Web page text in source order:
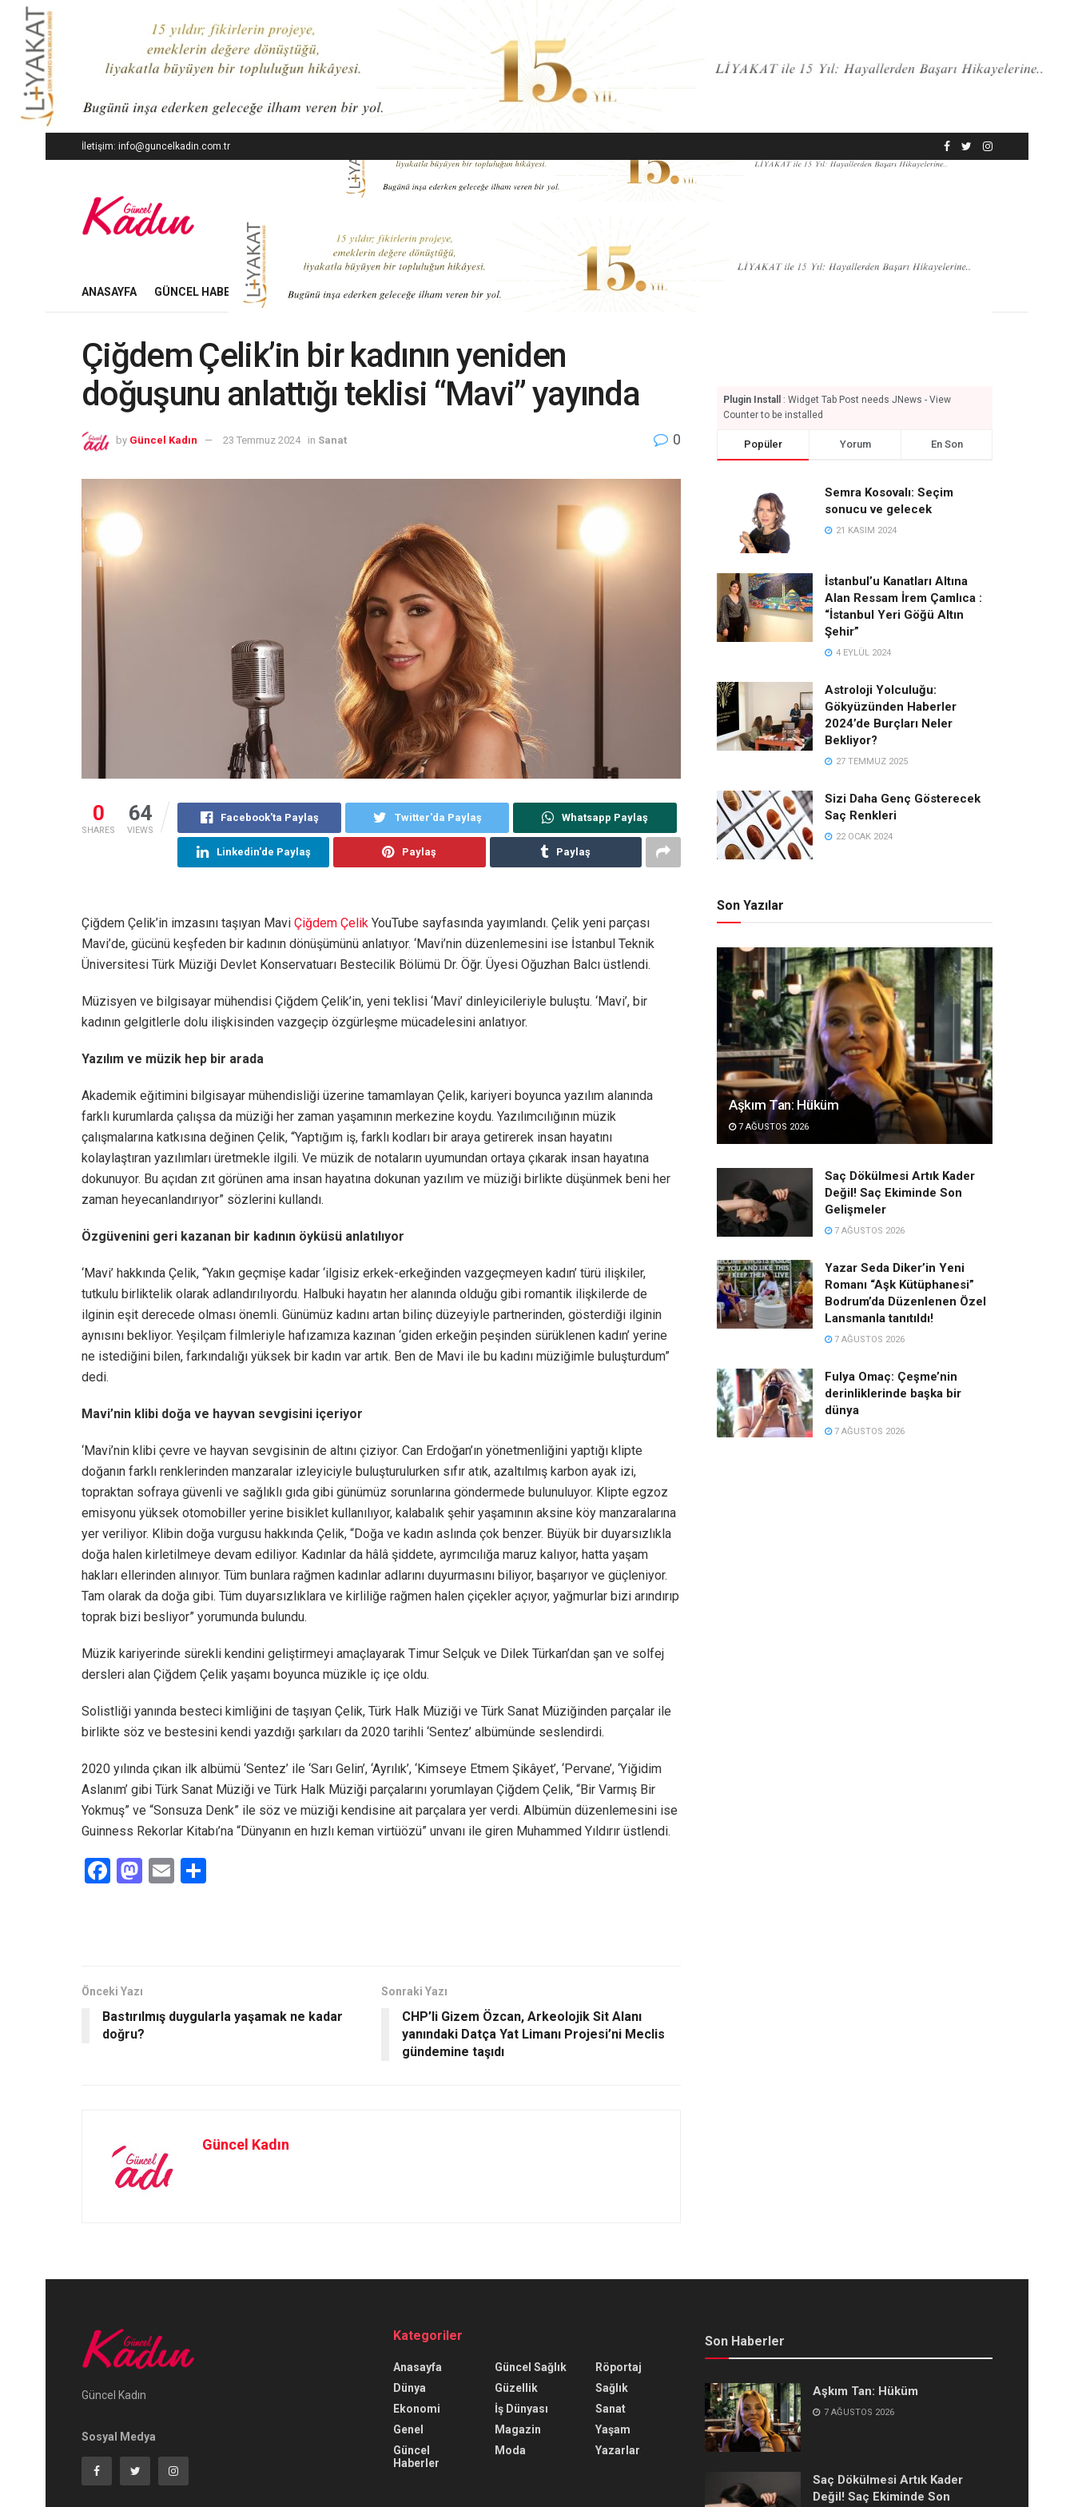
İletişim: info@guncelkadin.com.tr
ANASAYFA GÜNCEL HABERLER İŞ DÜNYASI EKONOMI MODA GÜZELLIK YAŞAM SANAT
Çiğdem Çelik’in bir kadının yeniden
doğuşunu anlattığı teklisi “Mavi” yayında
by Güncel Kadın 23 Temmuz 2024 in Sanat 0
0
SHARES
64
VIEWS
Facebook'ta Paylaş Twitter'da Paylaş Whatsapp Paylaş
Linkedin'de Paylaş Paylaş Paylaş
Çiğdem Çelik’in imzasını taşıyan Mavi Çiğdem Çelik YouTube sayfasında yayımlandı. Çelik yeni parçası
Mavi’de, gücünü keşfeden bir kadının dönüşümünü anlatıyor. ‘Mavi’nin düzenlemesini ise İstanbul Teknik
Üniversitesi Türk Müziği Devlet Konservatuarı Bestecilik Bölümü Dr. Öğr. Üyesi Oğuzhan Balcı üstlendi.
Müzisyen ve bilgisayar mühendisi Çiğdem Çelik’in, yeni teklisi ‘Mavi’ dinleyicileriyle buluştu. ‘Mavi’, bir
kadının gelgitlerle dolu ilişkisinden vazgeçip özgürleşme mücadelesini anlatıyor.
Yazılım ve müzik hep bir arada
Akademik eğitimini bilgisayar mühendisliği üzerine tamamlayan Çelik, kariyeri boyunca yazılım alanında
farklı kurumlarda çalışsa da müziği her zaman yaşamının merkezine koydu. Yazılımcılığının müzik
çalışmalarına katkısına değinen Çelik, “Yaptığım iş, farklı kodları bir araya getirerek insan hayatını
kolaylaştıran yazılımları üretmekle ilgili. Ve müzik de notaların uyumundan ortaya çıkarak insan hayatına
dokunuyor. Bu açıdan zıt görünen ama insan hayatına dokunan yazılım ve müziği birlikte düşünmek beni her
zaman heyecanlandırıyor” sözlerini kullandı.
Özgüvenini geri kazanan bir kadının öyküsü anlatılıyor
‘Mavi’ hakkında Çelik, “Yakın geçmişe kadar ‘ilgisiz erkek-erkeğinden vazgeçmeyen kadın’ türü ilişkiler,
tutkulu birliktelik olarak adlandırılıyordu. Halbuki hayatın her alanında olduğu gibi romantik ilişkilerde de
ilginin eşit derecede olması önemli. Günümüz kadını artan bilinç düzeyiyle partnerinden, gösterdiği ilginin
aynısını bekliyor. Yeşilçam filmleriyle hafızamıza kazınan ‘giden erkeğin peşinden sürüklenen kadın’ yerine
ne istediğini bilen, farkındalığı yüksek bir kadın var artık. Ben de Mavi ile bu kadını müziğimle buluşturdum”
dedi.
Mavi’nin klibi doğa ve hayvan sevgisini içeriyor
‘Mavi’nin klibi çevre ve hayvan sevgisinin de altını çiziyor. Can Erdoğan’ın yönetmenliğini yaptığı klipte
doğanın farklı renklerinden manzaralar izleyiciyle buluşturulurken sıfır atık, azaltılmış karbon ayak izi,
topraktan sofraya güvenli ve sağlıklı gıda gibi günümüz sorunlarına göndermede bulunuluyor. Klipte egzoz
emisyonu yüksek otomobiller yerine bisiklet kullanılıyor, kalabalık şehir yaşamının aksine köy manzaralarına
yer veriliyor. Klibin doğa vurgusu hakkında Çelik, “Doğa ve kadın aslında çok benzer. Büyük bir duyarsızlıkla
doğa halen kirletilmeye devam ediliyor. Kadınlar da hâlâ şiddete, ayrımcılığa maruz kalıyor, hatta yaşam
hakları ellerinden alınıyor. Tüm bunlara rağmen kadınlar adlarını duyurmasını biliyor, başarıyor ve güçleniyor.
Tam olarak da doğa gibi. Tüm duyarsızlıklara ve kirliliğe rağmen halen çiçekler açıyor, yağmurlar bizi arındırıp
toprak bizi besliyor” yorumunda bulundu.
Müzik kariyerinde sürekli kendini geliştirmeyi amaçlayarak Timur Selçuk ve Dilek Türkan’dan şan ve solfej
dersleri alan Çiğdem Çelik yaşamı boyunca müzikle iç içe oldu.
Solistliği yanında besteci kimliğini de taşıyan Çelik, Türk Halk Müziği ve Türk Sanat Müziğinden parçalar ile
birlikte söz ve bestesini kendi yazdığı şarkıları da 2020 tarihli ‘Sentez’ albümünde seslendirdi.
2020 yılında çıkan ilk albümü ‘Sentez’ ile ‘Sarı Gelin’, ‘Ayrılık’, ‘Kimseye Etmem Şikâyet’, ‘Pervane’, ‘Yiğidim
Aslanım’ gibi Türk Sanat Müziği ve Türk Halk Müziği parçalarını yorumlayan Çiğdem Çelik, “Bir Varmış Bir
Yokmuş” ve “Sonsuza Denk” ile söz ve müziği kendisine ait parçalara yer verdi. Albümün düzenlemesini ise
Guinness Rekorlar Kitabı’na “Dünyanın en hızlı keman virtüözü” unvanı ile giren Muhammed Yıldırır üstlendi.
F
o
k
M
n
E
Önceki Yazı
Bastırılmış duygularla yaşamak ne kadar
doğru?
Sonraki Yazı
CHP’li Gizem Özcan, Arkeolojik Sit Alanı
yanındaki Datça Yat Limanı Projesi’ni Meclis
gündemine taşıdı
Güncel Kadın
Plugin Install
: Widget Tab Post needs JNews - View
Counter to be installed
Popüler Yorum En Son
Semra Kosovalı: Seçim
sonucu ve gelecek
21 KASIM 2024
İstanbul’u Kanatları Altına
Alan Ressam İrem Çamlıca :
“İstanbul Yeri Göğü Altın
Şehir”
4 EYLÜL 2024
Astroloji Yolculuğu:
Gökyüzünden Haberler
2024’de Burçları Neler
Bekliyor?
27 TEMMUZ 2025
Sizi Daha Genç Gösterecek
Saç Renkleri
22 OCAK 2024
Son Yazılar
Aşkım Tan: Hüküm
7 AĞUSTOS 2026
Saç Dökülmesi Artık Kader
Değil! Saç Ekiminde Son
Gelişmeler
7 AĞUSTOS 2026
Yazar Seda Diker’in Yeni
Romanı “Aşk Kütüphanesi”
Bodrum’da Düzenlenen Özel
Lansmanla tanıtıldı!
7 AĞUSTOS 2026
Fulya Omaç: Çeşme’nin
derinliklerinde başka bir
dünya
7 AĞUSTOS 2026
Güncel Kadın
Sosyal Medya
Kategoriler
Anasayfa
Dünya
Ekonomi
Genel
Güncel
Haberler
Güncel Sağlık
Güzellik
İş Dünyası
Magazin
Moda
Röportaj
Sağlık
Sanat
Yaşam
Yazarlar
Son Haberler
Aşkım Tan: Hüküm
7 AĞUSTOS 2026
Saç Dökülmesi Artık Kader
Değil! Saç Ekiminde Son